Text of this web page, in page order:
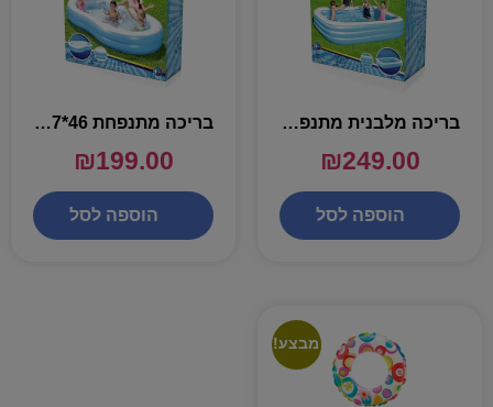
בריכה מלבנית מתנפחת 56*183*305 – BESTWAY
₪249.00
הוספה לסל
בריכה מתנפחת 46*157*262 – BESTWAY
₪199.00
הוספה לסל
מבצע!